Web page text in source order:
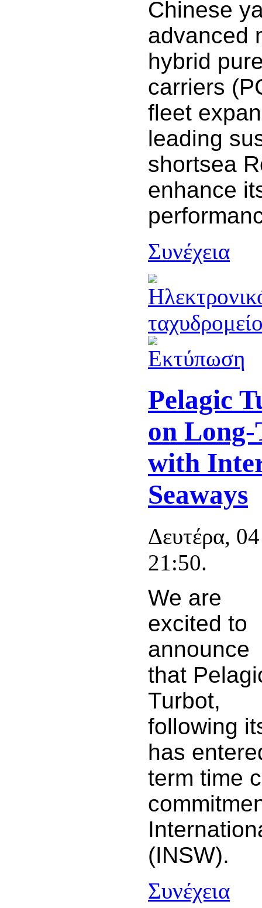
Chinese
advanced
hybrid
carriers
fleet
leading
shortsea
enhance
Συνέχεια
Pelagic
on
with
Seaways
Δευτέρα,
21:50.
We are
excited to
announce
that
Turbot,
following
has
term time
(INSW).
Συνέχεια